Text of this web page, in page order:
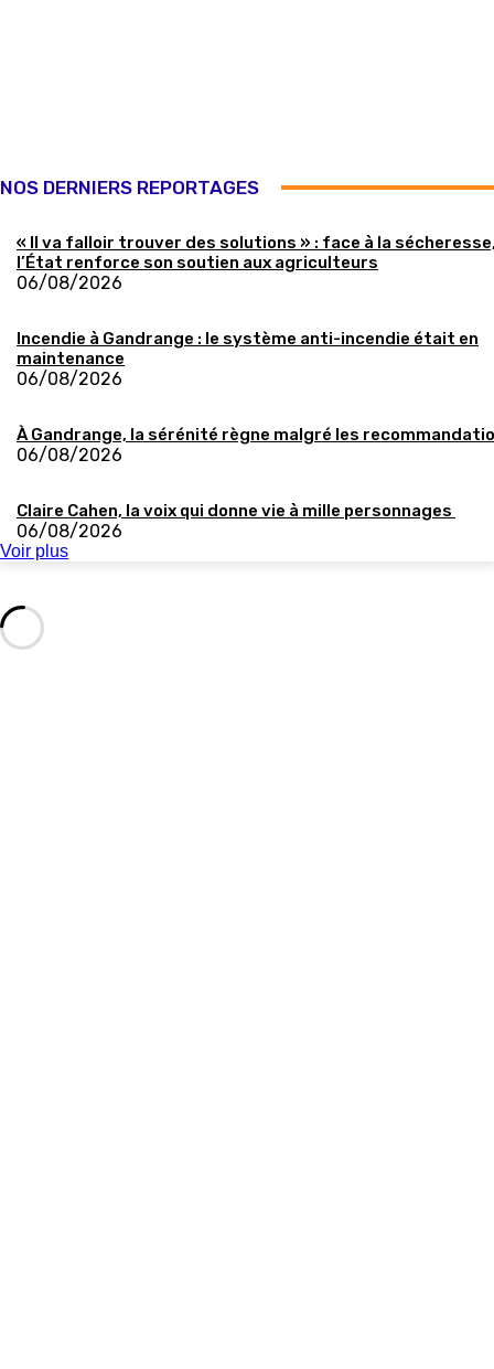
NOS DERNIERS REPORTAGES
« Il va falloir trouver des solutions » : face à la
l’État renforce son soutien aux agriculteurs
06/08/2026
Incendie à Gandrange : le système anti-incendie était en
maintenance
06/08/2026
À Gandrange, la sérénité règne malgré les
06/08/2026
Claire Cahen, la voix qui donne vie à mille personnages
06/08/2026
Voir plus